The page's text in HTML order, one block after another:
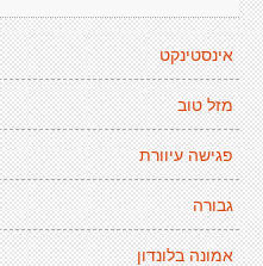
אינסטינקט
מזל טוב
פגישה עיוורת
גבורה
אמונה בלונדון